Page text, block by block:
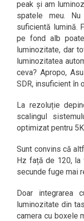
peak și am
spatele meu.
suficientă lumină.
pe fond alb
luminozitate, dar
luminozitatea
ceva? Apropo,
SDR, insuficient în
La rezoluție
scalingul
optimizat pentru
Sunt convins că
Hz față de 120,
secunde fuge mai
Doar integrarea
luminozitate din
camera cu boxele